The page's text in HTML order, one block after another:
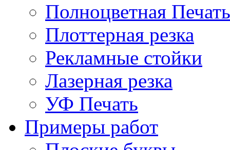
Полноцветная Печать
Плоттерная резка
Рекламные стойки
Лазерная резка
УФ Печать
Примеры работ